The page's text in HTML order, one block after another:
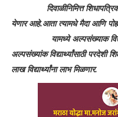
दिवाळीनिमित्त शिधापत्रिका
येणार आहे.आता त्यामधे मैदा आणि
यामध्ये अल्पसंख्याक
अल्पसंख्यांक विद्यार्थ्यांसाठी परदेशी
लाख विद्यार्थ्यांना लाभ मिळणार.